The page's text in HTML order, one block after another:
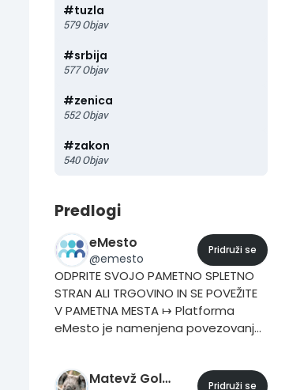
#tuzla
579 Objav
#srbija
577 Objav
#zenica
552 Objav
#zakon
540 Objav
Predlogi
eMesto
@emesto
Pridruži se
ODPRITE SVOJO PAMETNO SPLETNO
STRAN ALI TRGOVINO IN SE POVEŽITE
V PAMETNA MESTA ↦ Platforma
eMesto je namenjena povezovanju
povežemo v omrežje do 212
Matevž Golavšek Pridruži se